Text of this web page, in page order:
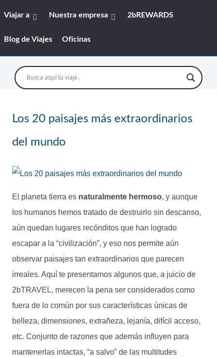
Viajar a Nuestra empresa 2bREWARDS
Blog de Viajes Oficinas
Los 20 paisajes más extraordinarios
del mundo
El planeta tierra es naturalmente hermoso, y aunque
los humanos hemos tratado de destruirlo sin descanso,
aún quedan lugares recónditos que han logrado
escapar a la “civilización”, y eso nos permite aún
observar paisajes tan extraordinarios que parecen
irreales. Aquí te presentamos algunos que, a juicio de
2bTRAVEL, merecen la pena ser considerados como
fuera de lo común por sus características únicas de
belleza, dimensiones, extrañeza, lejanía, difícil acceso,
etc. Conjunto de razones que además influyen para
mantenerlas intactas, “a salvo” de las multitudes